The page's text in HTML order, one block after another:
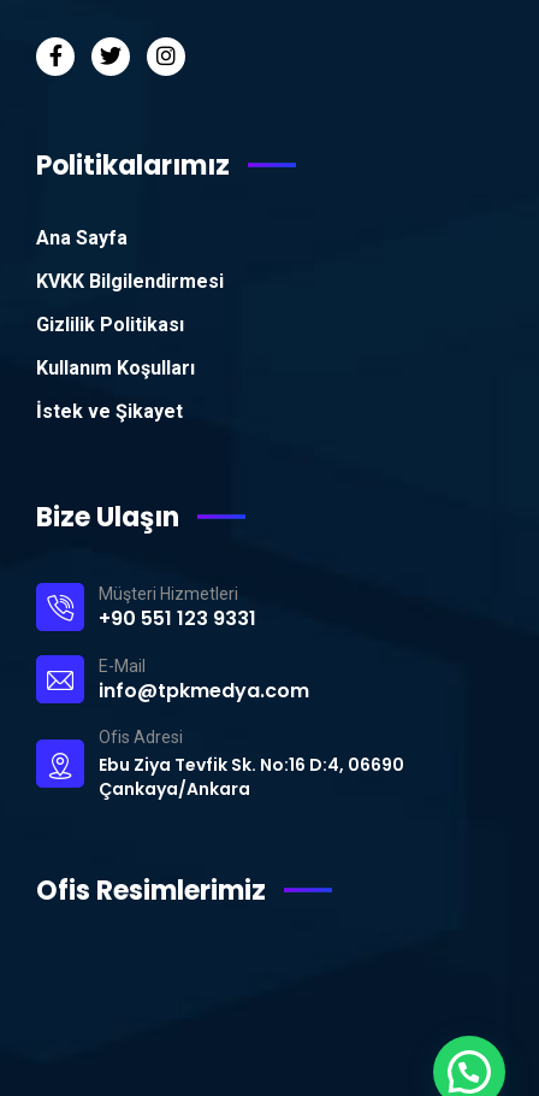
Politikalarımız
Ana Sayfa
KVKK Bilgilendirmesi
Gizlilik Politikası
Kullanım Koşulları
İstek ve Şikayet
Bize Ulaşın
Müşteri Hizmetleri
+90 551 123 9331
E-Mail
info@tpkmedya.com
Ofis Adresi
Ebu Ziya Tevfik Sk. No:16 D:4, 06690
Çankaya/Ankara
Ofis Resimlerimiz